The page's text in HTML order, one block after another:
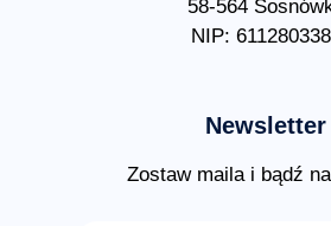
58-564
NIP:
Newsletter
Zostaw maila i bądź